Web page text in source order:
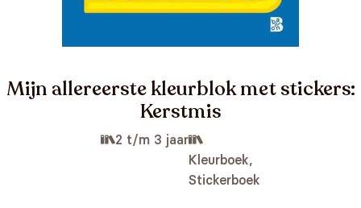
Mijn allereerste kleurblok met stickers:
Kerstmis
2 t/m 3 jaar
Kleurboek,
Stickerboek